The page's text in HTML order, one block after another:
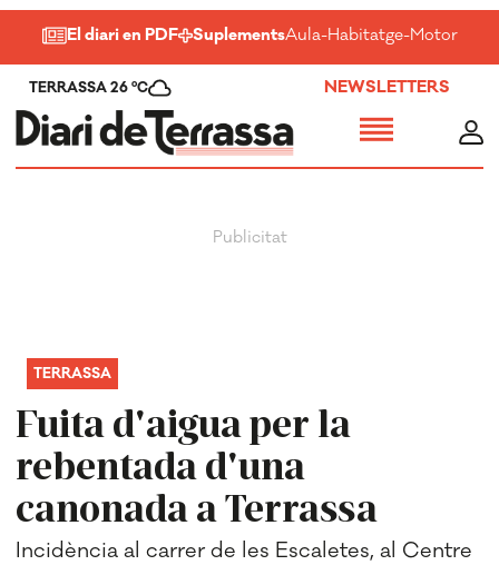
El diari en PDF SuplementsAula-Habitatge-Motor-
TERRASSA 26 ºC NEWSLETTERS
Fuita d'aigua per la
rebentada d'una
canonada a Terrassa
TERRASSA
Incidència al carrer de les Escaletes, al Centre